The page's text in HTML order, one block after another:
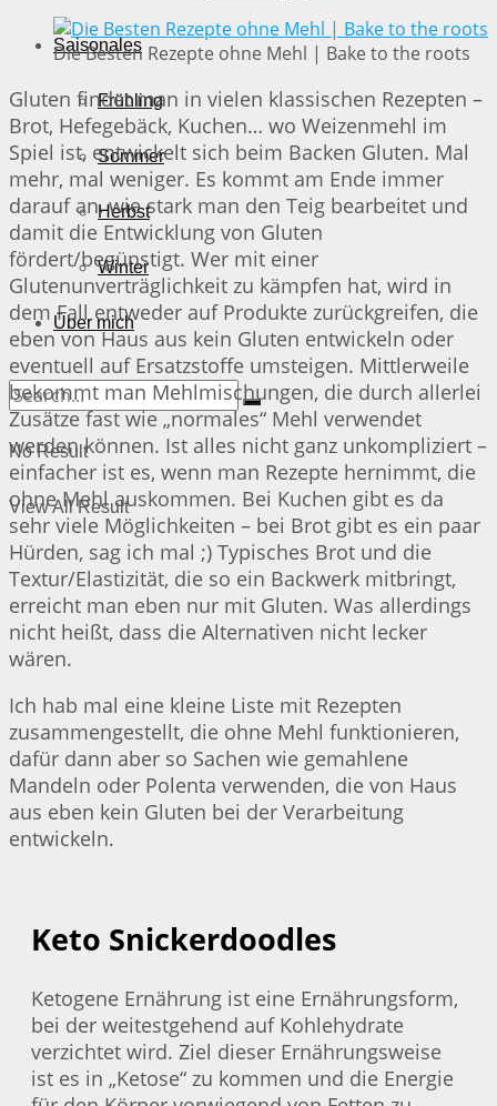
Saisonales
Frühling
Sommer
Herbst
Winter
Über mich
No Result
View All Result
Die Besten Rezepte ohne Mehl | Bake to the roots
Gluten findet man in vielen klassischen Rezepten –
Brot, Hefegebäck, Kuchen… wo Weizenmehl im
Spiel ist, entwickelt sich beim Backen Gluten. Mal
mehr, mal weniger. Es kommt am Ende immer
darauf an, wie stark man den Teig bearbeitet und
damit die Entwicklung von Gluten
fördert/begünstigt. Wer mit einer
Glutenunverträglichkeit zu kämpfen hat, wird in
dem Fall entweder auf Produkte zurückgreifen, die
eben von Haus aus kein Gluten entwickeln oder
eventuell auf Ersatzstoffe umsteigen. Mittlerweile
bekommt man Mehlmischungen, die durch allerlei
Zusätze fast wie „normales“ Mehl verwendet
werden können. Ist alles nicht ganz unkompliziert –
einfacher ist es, wenn man Rezepte hernimmt, die
ohne Mehl auskommen. Bei Kuchen gibt es da
sehr viele Möglichkeiten – bei Brot gibt es ein paar
Hürden, sag ich mal ;) Typisches Brot und die
Textur/Elastizität, die so ein Backwerk mitbringt,
erreicht man eben nur mit Gluten. Was allerdings
nicht heißt, dass die Alternativen nicht lecker
wären.
Ich hab mal eine kleine Liste mit Rezepten
zusammengestellt, die ohne Mehl funktionieren,
dafür dann aber so Sachen wie gemahlene
Mandeln oder Polenta verwenden, die von Haus
aus eben kein Gluten bei der Verarbeitung
entwickeln.
Keto Snickerdoodles
Ketogene Ernährung ist eine Ernährungsform,
bei der weitestgehend auf Kohlehydrate
verzichtet wird. Ziel dieser Ernährungsweise
ist es in „Ketose“ zu kommen und die Energie